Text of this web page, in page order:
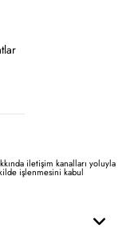
iletişim kanalları yoluyla
işlenmesini kabul